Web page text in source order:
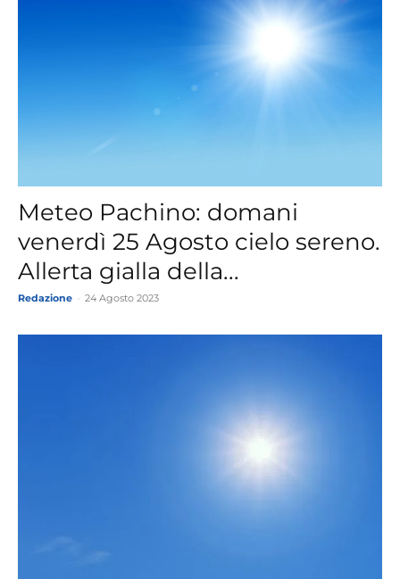
Meteo Pachino: domani
venerdì 25 Agosto cielo sereno.
Allerta gialla della...
Redazione 24 Agosto 2023